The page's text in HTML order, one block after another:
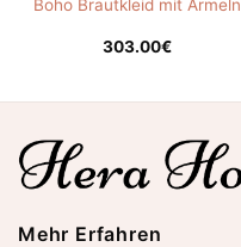
Boho Brautkleid mit Ärmeln
303.00€
Mehr Erfahren